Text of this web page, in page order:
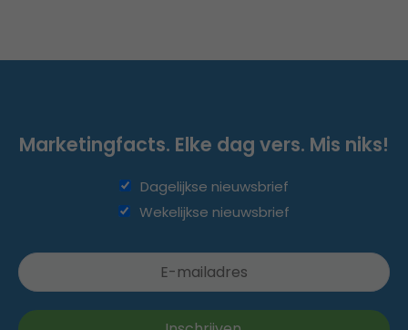
Marketingfacts. Elke dag vers. Mis niks!
Dagelijkse nieuwsbrief
Wekelijkse nieuwsbrief